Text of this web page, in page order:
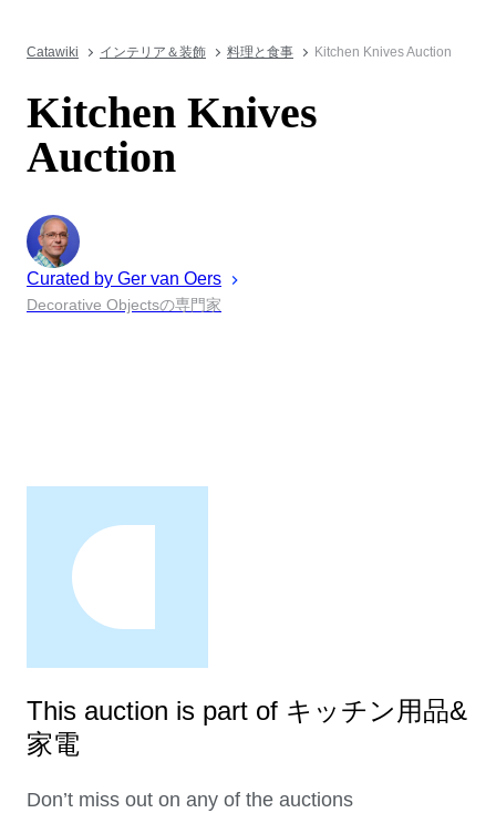
Catawiki インテリア＆装飾 料理と食事 Kitchen Knives Auction
Kitchen Knives
Auction
Curated by Ger van Oers
Decorative Objectsの専門家
This auction is part of キッチン用品&
家電
Don’t miss out on any of the auctions